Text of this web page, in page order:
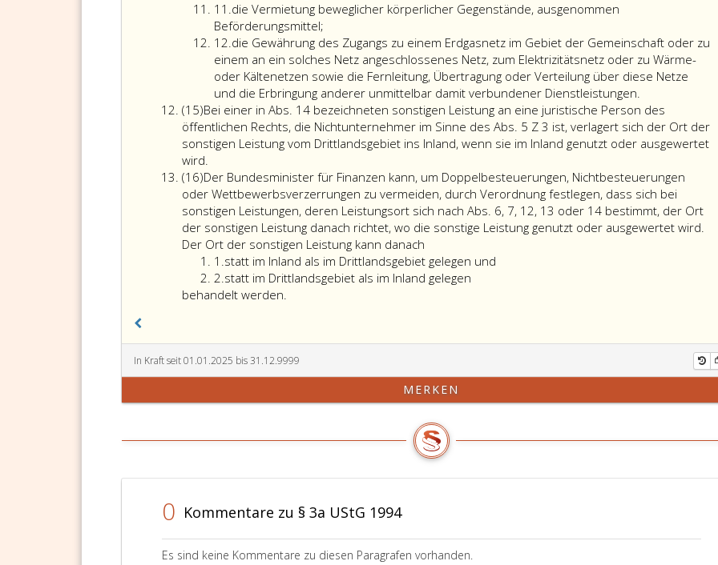
eine
Abfertigung
nach
Inlandstarifen
erfolgt.
Gleiches
gilt
für
Güterbeförderungsleistung,
wenn
der
Leistungsempfänger
Nichtunternehmer
im
5,
3,
ist.
Ziffer
eins
und
werden.
Leistung
einen
Nichtunternehmer
im
Sinne
des
Absatz
5,
3,
erbracht
wird.
im
Sinne
des
Absatz
5,
Ziffer
erbracht
werden:
verfügbar
werden.
keinen
Wohnsitz,
Sitz
oder
gewöhnlichen
Aufenthalt
im
Gemeinschaftsgebiet,
werden
folgenden
sonstigen
Leistungen
an
seinem
Wohnsitz,
Sitz
oder
im
Drittlandsgebiet
ausgeführt:
6,
a
9,
10
11.Ziffer
11
die Vermietung beweglicher körperlicher Gegenstände, ausgenommen
Beförderungsmittel;
12.Ziffer
12
die Gewährung des Zugangs zu einem Erdgasnetz im Gebiet der Gemeinschaft oder zu
einem an ein solches Netz angeschlossenes Netz, zum Elektrizitätsnetz oder zu Wärme-
oder Kältenetzen sowie die Fernleitung, Übertragung oder Verteilung über diese Netze
und die Erbringung anderer unmittelbar damit verbundener Dienstleistungen.
(15)Absatz
15
Bei einer in Abs. 14 bezeichneten sonstigen Leistung an eine juristische Person des
öffentlichen Rechts, die Nichtunternehmer im Sinne des Abs. 5 Z 3 ist, verlagert sich der Ort der
sonstigen Leistung vom Drittlandsgebiet ins Inland, wenn sie im Inland genutzt oder ausgewertet
wird.
einer
in
Absatz
14,
bezeichneten
sonstigen
Leistung
an
Person
des
öffentlichen
im
des
5,
(16)Absatz
16
Der Bundesminister für Finanzen kann, um Doppelbesteuerungen, Nichtbesteuerungen
oder Wettbewerbsverzerrungen zu vermeiden, durch Verordnung festlegen, dass sich bei
sonstigen Leistungen, deren Leistungsort sich nach Abs. 6, 7, 12, 13 oder 14 bestimmt, der Ort
der sonstigen Leistung danach richtet, wo die sonstige Leistung genutzt oder ausgewertet wird.
Der Ort der sonstigen Leistung kann danach
Bundesminister
für
Doppelbesteuerungen,
oder
Wettbewerbsverzerrungen
vermeiden,
durch
Verordnung
festlegen,
1.Ziffer
eins
statt im Inland als im Drittlandsgebiet gelegen und
2.Ziffer
2
statt im Drittlandsgebiet als im Inland gelegen
behandelt werden.
In Kraft seit 01.01.2025 bis 31.12.9999
MERKEN
0 Kommentare zu § 3a UStG 1994
Es sind keine Kommentare zu diesen Paragrafen vorhanden.